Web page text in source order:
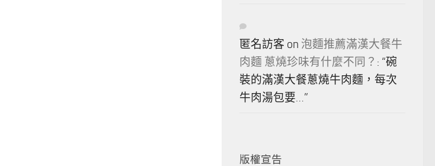
匿名訪客 on 泡麵推薦滿漢大餐牛
肉麵 蔥燒珍味有什麼不同？ : “碗
裝的滿漢大餐蔥燒牛肉麵，每次
牛肉湯包要…”
版權宣告